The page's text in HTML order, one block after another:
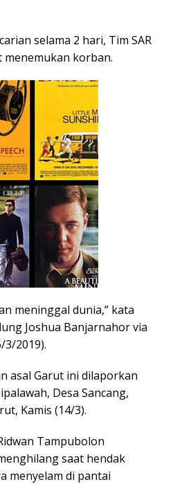
selama 2 hari, Tim SAR
korban.
meninggal dunia,” kata
Joshua Banjarnahor via
3/2019).
asal Garut ini dilaporkan
Desa Sancang,
Kamis (14/3).
Tampubolon
saat hendak
menyelam di pantai